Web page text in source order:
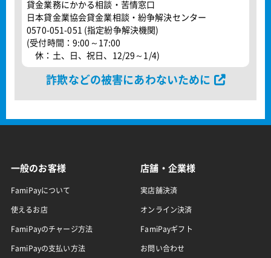
貸金業務にかかる相談・苦情窓口
日本貸金業協会貸金業相談・紛争解決センター
0570-051-051 (指定紛争解決機関)
(受付時間：9:00～17:00
休：土、日、祝日、12/29～1/4)
詐欺などの被害にあわないために
一般のお客様
FamiPayについて
使えるお店
FamiPayのチャージ方法
FamiPayの支払い方法
店舗・企業様
実店舗決済
オンライン決済
FamiPayギフト
お問い合わせ